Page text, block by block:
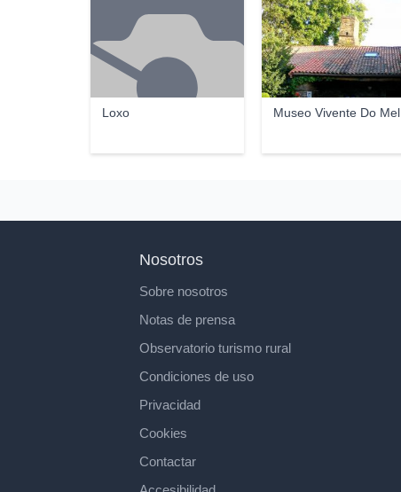
Loxo Museo Vivente Do Mel
Nosotros
Sobre nosotros
Notas de prensa
Observatorio turismo rural
Condiciones de uso
Privacidad
Cookies
Contactar